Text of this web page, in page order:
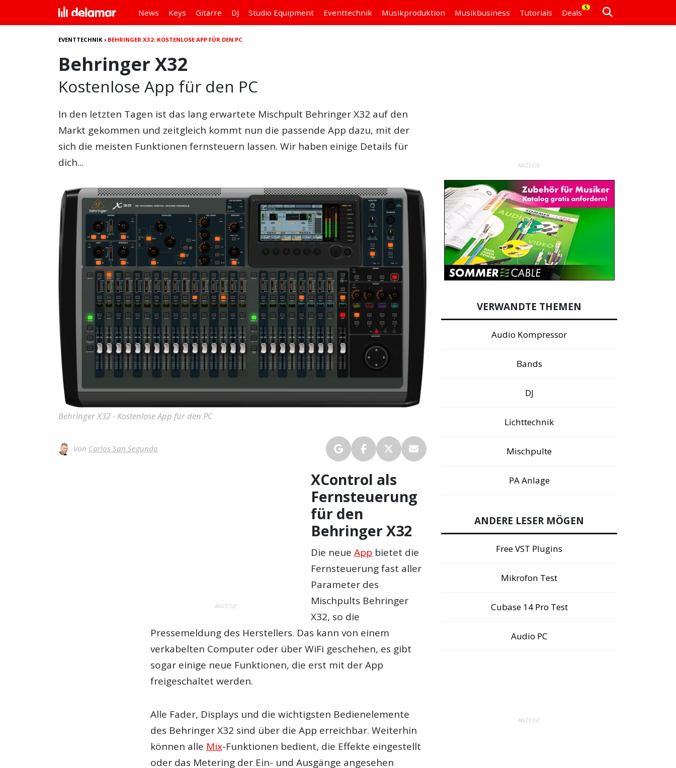
News Keys Gitarre DJ Studio Equipment Eventtechnik Musikproduktion Musikbusiness Tutorials Deals
5
EVENTTECHNIK › BEHRINGER X32: KOSTENLOSE APP FÜR DEN PC
Behringer X32
Kostenlose App für den PC
In den letzten Tagen ist das lang erwartete Mischpult Behringer X32 auf den
Markt gekommen und zeitgleich kommt nun die passende App dazu, mit der
sich die meisten Funktionen fernsteuern lassen. Wir haben einige Details für
dich...
Behringer X32 - Kostenlose App für den PC
Von Carlos San Segundo
ANZEIGE
XControl als
Fernsteuerung
für den
Behringer X32
Die neueApp bietet die
Fernsteuerung fast aller
Parameter des
Mischpults Behringer
X32, so die
Pressemeldung des Herstellers. Das kann von einem
verkabelten Computer oder über WiFi geschehen, es gibt
sogar einige neue Funktionen, die erst mit der App
freigeschaltet werden.
Alle Fader, Displays und die wichtigsten Bedienelemente
des Behringer X32 sind über die App erreichbar. Weiterhin
können alle Mix-Funktionen bedient, die Effekte eingestellt
oder das Metering der Ein- und Ausgänge angesehen
ANZEIGE
VERWANDTE THEMEN
Audio Kompressor
Bands
DJ
Lichttechnik
Mischpulte
PA Anlage
ANDERE LESER MÖGEN
Free VST Plugins
Mikrofon Test
Cubase 14 Pro Test
Audio PC
ANZEIGE